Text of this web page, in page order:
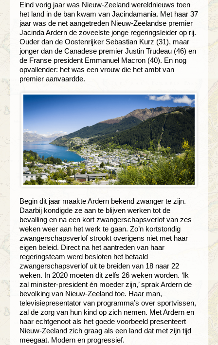
Eind vorig jaar was Nieuw-Zeeland wereldnieuws toen
het land in de ban kwam van Jacindamania. Met haar 37
jaar was de net aangetreden Nieuw-Zeelandse premier
Jacinda Ardern de zoveelste jonge regeringsleider op rij.
Ouder dan de Oostenrijker Sebastian Kurz (31), maar
jonger dan de Canadese premier Justin Trudeau (46) en
de Franse president Emmanuel Macron (40). En nog
opvallender: het was een vrouw die het ambt van
premier aanvaardde.
Begin dit jaar maakte Ardern bekend zwanger te zijn.
Daarbij kondigde ze aan te blijven werken tot de
bevalling en na een kort zwangerschapsverlof van zes
weken weer aan het werk te gaan. Zo’n kortstondig
zwangerschapsverlof strookt overigens niet met haar
eigen beleid. Direct na het aantreden van haar
regeringsteam werd besloten het betaald
zwangerschapsverlof uit te breiden van 18 naar 22
weken. In 2020 moeten dit zelfs 26 weken worden. ‘Ik
zal minister-president én moeder zijn,’ sprak Ardern de
bevolking van Nieuw-Zeeland toe. Haar man,
televisiepresentator van programma’s over sportvissen,
zal de zorg van hun kind op zich nemen. Met Ardern en
haar echtgenoot als het goede voorbeeld presenteert
Nieuw-Zeeland zich graag als een land dat met zijn tijd
meegaat. Modern en progressief.